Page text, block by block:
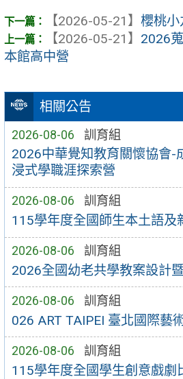
相關公告
2026-08-06 訓育組
2026中華覺知教育關懷協會-
浸式學職涯探索營
2026-08-06 訓育組
115學年度全國師生本土語及
2026-08-06 訓育組
2026全國幼老共學教案設計
2026-08-06 訓育組
026 ART TAIPEI 臺北國際藝
2026-08-06 訓育組
115學年度全國學生創意戲劇
【2026-05-21】 櫻桃
【2026-05-21】 2026
本館高中營